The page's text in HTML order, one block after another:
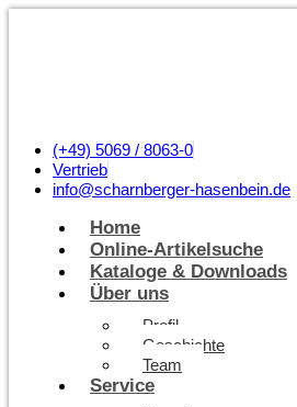
(+49) 5069 / 8063-0
Vertrieb
info@scharnberger-hasenbein.de
Home
Online-Artikelsuche
Kataloge & Downloads
Über uns
Profil
Geschichte
Team
Service